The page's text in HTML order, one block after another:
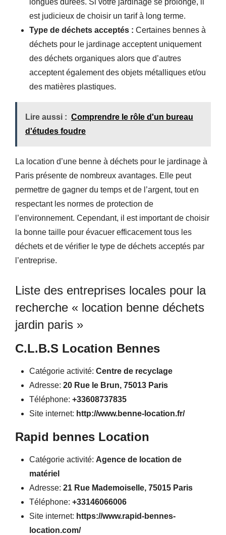
est judicieux de choisir un tarif à long terme.
Type de déchets acceptés : Certaines bennes à
déchets pour le jardinage acceptent uniquement
des déchets organiques alors que d’autres
acceptent également des objets métalliques et/ou
des matières plastiques.
Lire aussi : Comprendre le rôle d'un bureau
d'études foudre
La location d’une benne à déchets pour le jardinage à
Paris présente de nombreux avantages. Elle peut
permettre de gagner du temps et de l’argent, tout en
respectant les normes de protection de
l’environnement. Cependant, il est important de choisir
la bonne taille pour évacuer efficacement tous les
déchets et de vérifier le type de déchets acceptés par
l’entreprise.
Liste des entreprises locales pour la
recherche « location benne déchets
jardin paris »
C.L.B.S Location Bennes
Catégorie activité: Centre de recyclage
Adresse: 20 Rue le Brun, 75013 Paris
Téléphone: +33608737835
Site internet: http://www.benne-location.fr/
Rapid bennes Location
Catégorie activité: Agence de location de
matériel
Adresse: 21 Rue Mademoiselle, 75015 Paris
Téléphone: +33146066006
Site internet: https://www.rapid-bennes-
location.com/